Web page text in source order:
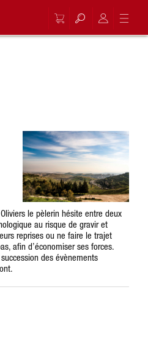
le pèlerin hésite entre deux
au risque de gravir et
reprises ou ne faire le trajet
afin d’économiser ses forces.
des évènements